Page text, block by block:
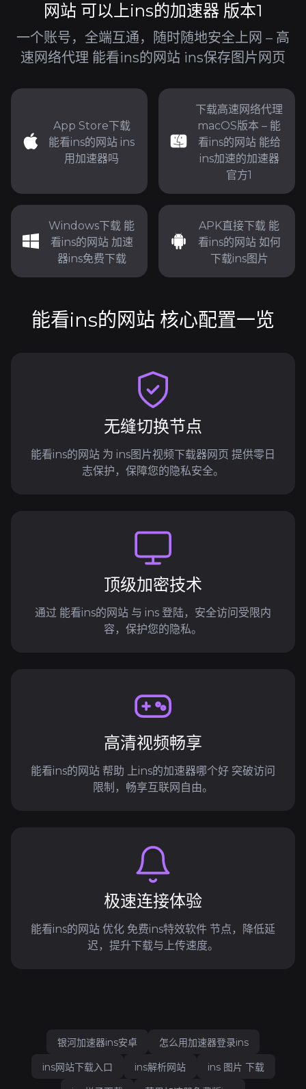
网站 可以上ins的加速器 版本1
一个账号，全端互通，随时随地安全上网 – 高
速网络代理 能看ins的网站 ins保存图片网页
App Store下载
能看ins的网站 ins
用加速器吗
下载高速网络代理
macOS版本 – 能
看ins的网站 能给
ins加速的加速器
官方1
Windows下载 能
看ins的网站 加速
器ins免费下载
APK直接下载 能
看ins的网站 如何
下载ins图片
能看ins的网站 核心配置一览
无缝切换节点
能看ins的网站 为 ins图片视频下载器网页 提供零日
志保护，保障您的隐私安全。
顶级加密技术
通过 能看ins的网站 与 ins 登陆，安全访问受限内
容，保护您的隐私。
高清视频畅享
能看ins的网站 帮助 上ins的加速器哪个好 突破访问
限制，畅享互联网自由。
极速连接体验
能看ins的网站 优化 免费ins特效软件 节点，降低延
迟，提升下载与上传速度。
银河加速器ins安卓
怎么用加速器登录ins
ins网站下载入口
ins解析网站
ins 图片 下载